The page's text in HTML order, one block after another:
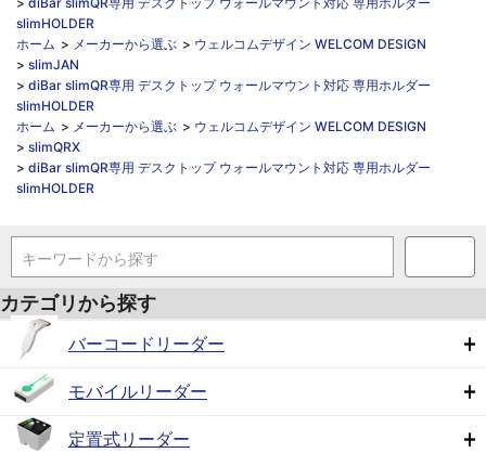
slimHOLDER
ホーム > メーカーから選ぶ > ウェルコムデザイン WELCOM DESIGN
> slimJAN
> diBar slimQR専用 デスクトップ ウォールマウント対応 専用ホルダー
slimHOLDER
ホーム > メーカーから選ぶ > ウェルコムデザイン WELCOM DESIGN
> slimQRX
> diBar slimQR専用 デスクトップ ウォールマウント対応 専用ホルダー
slimHOLDER
キーワードから探す
カテゴリから探す
バーコードリーダー
モバイルリーダー
定置式リーダー